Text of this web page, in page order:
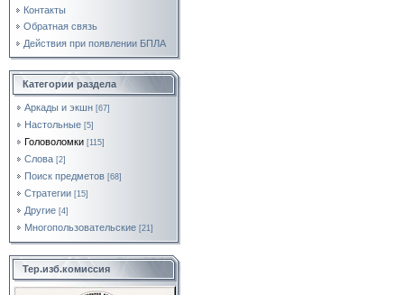
Контакты
Обратная связь
Действия при появлении БПЛА
Категории раздела
Аркады и экшн [67]
Настольные [5]
Головоломки [115]
Слова [2]
Поиск предметов [68]
Стратегии [15]
Другие [4]
Многопользовательские [21]
Тер.изб.комиссия